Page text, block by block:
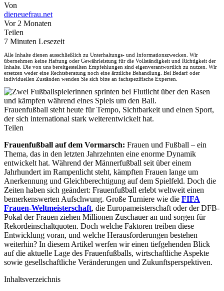
Von
dieneuefrau.net
Vor 2 Monaten
Teilen
7 Minuten Lesezeit
Alle Inhalte dienen ausschließlich zu Unterhaltungs- und Informationszwecken. Wir
übernehmen keine Haftung oder Gewährleistung für die Vollständigkeit und Richtigkeit der
Inhalte. Die von uns bereitgestellten Empfehlungen sind eigenverantwortlich zu nutzen. Wir
ersetzen weder eine Rechtsberatung noch eine ärztliche Behandlung. Bei Bedarf oder
individuellen Zuständen wenden Sie sich bitte an fachspezifische Experten.
Frauenfußball steht heute für Tempo, Sichtbarkeit und einen Sport,
der sich international stark weiterentwickelt hat.
Teilen
Frauenfußball auf dem Vormarsch: Frauen und Fußball – ein
Thema, das in den letzten Jahrzehnten eine enorme Dynamik
entwickelt hat. Während der Männerfußball seit über einem
Jahrhundert im Rampenlicht steht, kämpften Frauen lange um
Anerkennung und Gleichberechtigung auf dem Spielfeld. Doch die
Zeiten haben sich geändert: Frauenfußball erlebt weltweit einen
bemerkenswerten Aufschwung. Große Turniere wie die FIFA
Frauen-Weltmeisterschaft, die Europameisterschaft oder der DFB-
Pokal der Frauen ziehen Millionen Zuschauer an und sorgen für
Rekordeinschaltquoten. Doch welche Faktoren treiben diese
Entwicklung voran, und welche Herausforderungen bestehen
weiterhin? In diesem Artikel werfen wir einen tiefgehenden Blick
auf die aktuelle Lage des Frauenfußballs, wirtschaftliche Aspekte
sowie gesellschaftliche Veränderungen und Zukunftsperspektiven.
Inhaltsverzeichnis